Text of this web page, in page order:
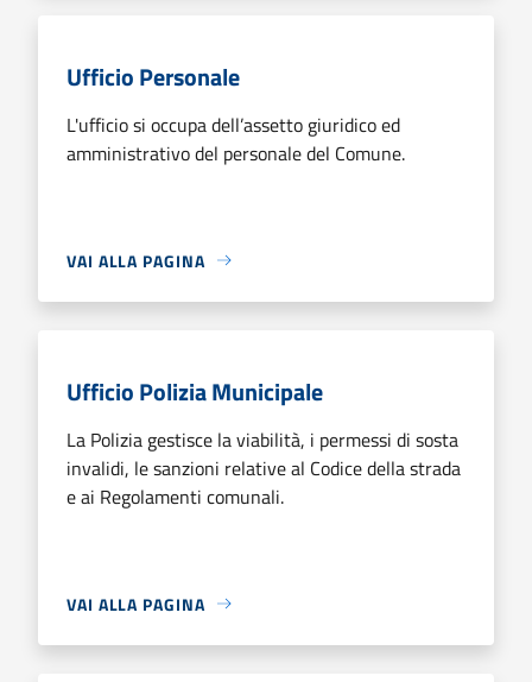
Ufficio Personale
L'ufficio si occupa dell’assetto giuridico ed
amministrativo del personale del Comune.
VAI ALLA PAGINA
Ufficio Polizia Municipale
La Polizia gestisce la viabilità, i permessi di sosta
invalidi, le sanzioni relative al Codice della strada
e ai Regolamenti comunali.
VAI ALLA PAGINA